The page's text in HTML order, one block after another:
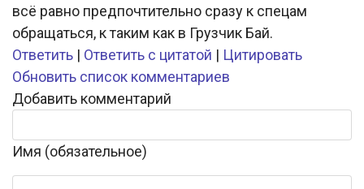
всё равно предпочтительно сразу к спецам
обращаться, к таким как в Грузчик Бай.
Ответить | Ответить с цитатой | Цитировать
Обновить список комментариев
Добавить комментарий
Имя (обязательное)